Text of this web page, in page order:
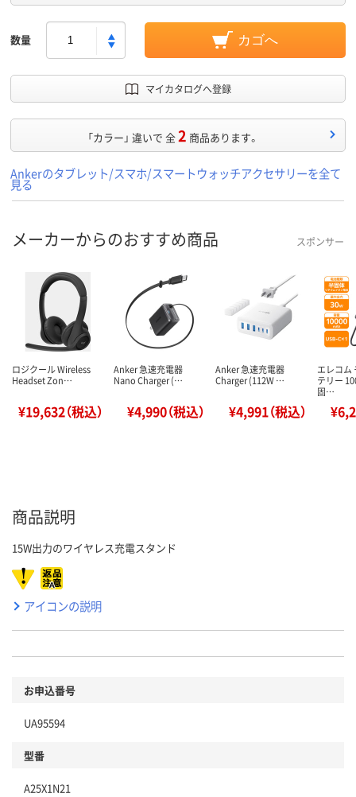
数量 カゴへ
マイカタログへ登録
「カラー」 違いで 全2 商品あります。
Ankerのタブレット/スマホ/スマートウォッチアクセサリーを全て
見る
メーカーからのおすすめ商品 スポンサー
ロジクール Wireless
Headset Zon…
¥19,632（税込）
Anker 急速充電器
Nano Charger (…
¥4,990（税込）
Anker 急速充電器
Charger (112W …
¥4,991（税込）
エレコム
テリー
固…
商品説明
15W出力のワイヤレス充電スタンド
アイコンの説明
お申込番号
UA95594
型番
A25X1N21